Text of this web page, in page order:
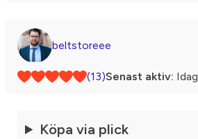
beltstoreee
(13)Senast aktiv: Idag
Köpa via plick